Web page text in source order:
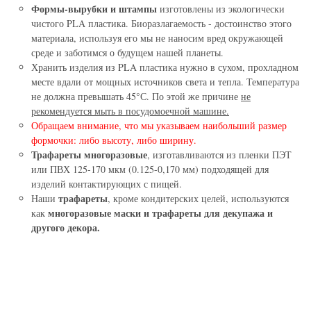
Формы-вырубки и штампы изготовлены из экологически
чистого PLA пластика. Биоразлагаемость - достоинство этого
материала, используя его мы не наносим вред окружающей
среде и заботимся о будущем нашей планеты.
Хранить изделия из PLA пластика нужно в сухом, прохладном
месте вдали от мощных источников света и тепла. Температура
не должна превышать 45°С. По этой же причине не
рекомендуется мыть в посудомоечной машине.
Обращаем внимание, что мы указываем наибольший размер
формочки: либо высоту, либо ширину.
Трафареты многоразовые, изготавливаются из пленки ПЭТ
или ПВХ 125-170 мкм (0.125-0,170 мм) подходящей для
изделий контактирующих с пищей.
Наши трафареты, кроме кондитерских целей, используются
как многоразовые маски и трафареты для декупажа и
другого декора.